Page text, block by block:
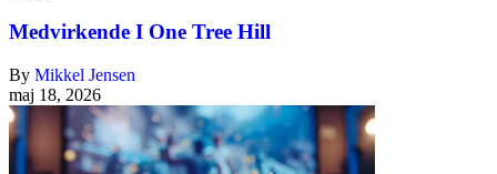
Medvirkende I One Tree Hill
By Mikkel Jensen
maj 18, 2026